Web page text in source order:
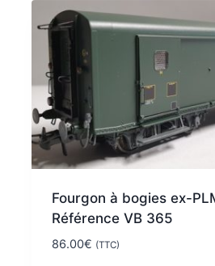
Fourgon à bogies ex-
Référence VB 365
86.00€ (TTC)